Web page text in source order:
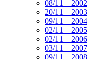
08/11 – 2002
20/11 – 2003
09/11 – 2004
02/11 – 2005
02/11 – 2006
03/11 – 2007
09/11 – 2008